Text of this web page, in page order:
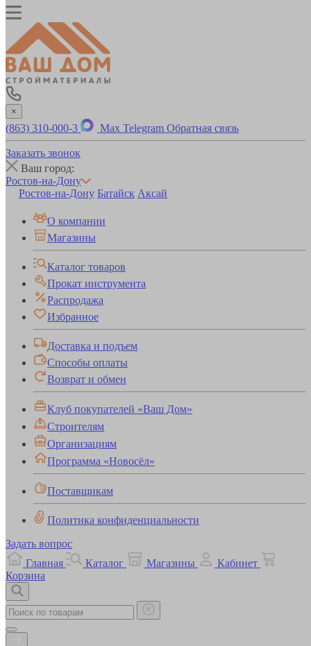
×
(863) 310-000-3 Max Telegram Обратная связь
Заказать звонок
Ваш город:
Ростов-на-Дону
Ростов-на-Дону Батайск Аксай
О компании
Магазины
Каталог товаров
Прокат инструмента
Распродажа
Избранное
Доставка и подъем
Способы оплаты
Возврат и обмен
Клуб покупателей «Ваш Дом»
Строителям
Организациям
Программа «Новосёл»
Поставщикам
Политика конфиденциальности
Задать вопрос
Главная
Каталог Магазины
Кабинет
Корзина